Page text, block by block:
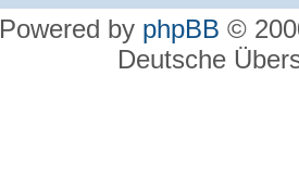
Powered by phpBB ©
Deutsche